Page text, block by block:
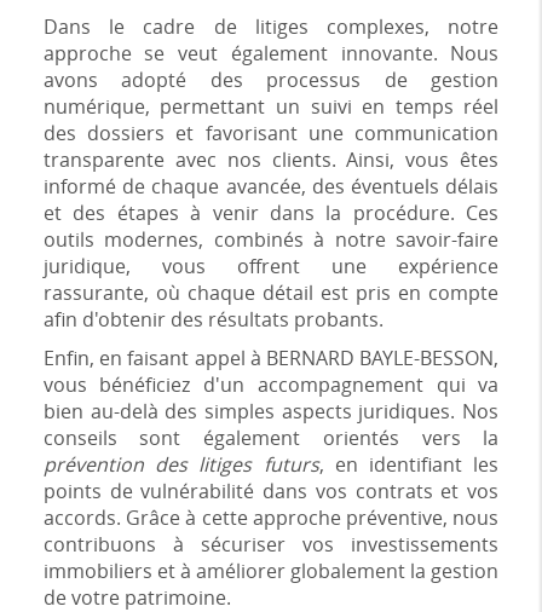
Dans le cadre de litiges complexes, notre
approche se veut également innovante. Nous
avons adopté des processus de gestion
numérique, permettant un suivi en temps réel
des dossiers et favorisant une communication
transparente avec nos clients. Ainsi, vous êtes
informé de chaque avancée, des éventuels délais
et des étapes à venir dans la procédure. Ces
outils modernes, combinés à notre savoir-faire
juridique, vous offrent une expérience
rassurante, où chaque détail est pris en compte
afin d'obtenir des résultats probants.
Enfin, en faisant appel à BERNARD BAYLE-BESSON,
vous bénéficiez d'un accompagnement qui va
bien au-delà des simples aspects juridiques. Nos
conseils sont également orientés vers la
prévention des litiges futurs, en identifiant les
points de vulnérabilité dans vos contrats et vos
accords. Grâce à cette approche préventive, nous
contribuons à sécuriser vos investissements
immobiliers et à améliorer globalement la gestion
de votre patrimoine.